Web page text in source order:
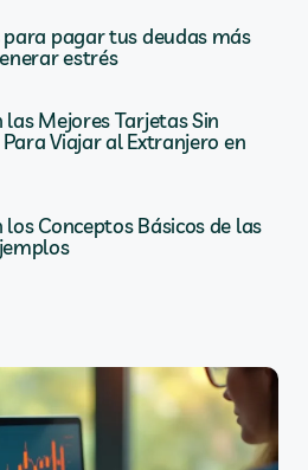
para pagar tus deudas más
estrés
las Mejores Tarjetas Sin
Viajar al Extranjero en
los Conceptos Básicos de las